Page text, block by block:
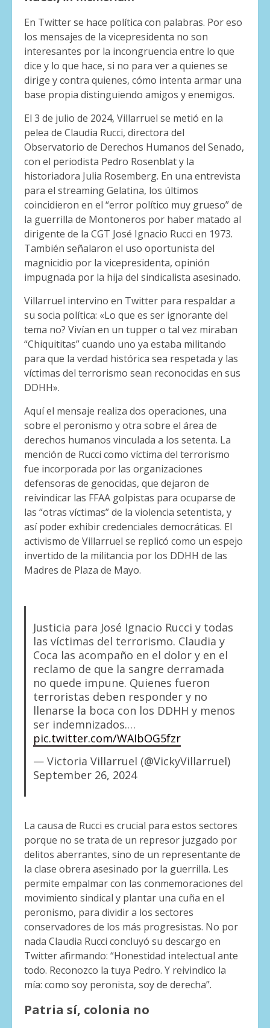
En Twitter se hace política con palabras. Por eso
los mensajes de la vicepresidenta no son
interesantes por la incongruencia entre lo que
dice y lo que hace, si no para ver a quienes se
dirige y contra quienes, cómo intenta armar una
base propia distinguiendo amigos y enemigos.
El 3 de julio de 2024, Villarruel se metió en la
pelea de Claudia Rucci, directora del
Observatorio de Derechos Humanos del Senado,
con el periodista Pedro Rosenblat y la
historiadora Julia Rosemberg. En una entrevista
para el streaming Gelatina, los últimos
coincidieron en el “error político muy grueso” de
la guerrilla de Montoneros por haber matado al
dirigente de la CGT José Ignacio Rucci en 1973.
También señalaron el uso oportunista del
magnicidio por la vicepresidenta, opinión
impugnada por la hija del sindicalista asesinado.
Villarruel intervino en Twitter para respaldar a
su socia política: «Lo que es ser ignorante del
tema no? Vivían en un tupper o tal vez miraban
“Chiquititas” cuando uno ya estaba militando
para que la verdad histórica sea respetada y las
víctimas del terrorismo sean reconocidas en sus
DDHH».
Aquí el mensaje realiza dos operaciones, una
sobre el peronismo y otra sobre el área de
derechos humanos vinculada a los setenta. La
mención de Rucci como víctima del terrorismo
fue incorporada por las organizaciones
defensoras de genocidas, que dejaron de
reivindicar las FFAA golpistas para ocuparse de
las “otras víctimas” de la violencia setentista, y
así poder exhibir credenciales democráticas. El
activismo de Villarruel se replicó como un espejo
invertido de la militancia por los DDHH de las
Madres de Plaza de Mayo.
Justicia para José Ignacio Rucci y todas
las víctimas del terrorismo. Claudia y
Coca las acompaño en el dolor y en el
reclamo de que la sangre derramada
no quede impune. Quienes fueron
terroristas deben responder y no
llenarse la boca con los DDHH y menos
ser indemnizados.…
pic.twitter.com/WAIbOG5fzr
— Victoria Villarruel (@VickyVillarruel)
September 26, 2024
La causa de Rucci es crucial para estos sectores
porque no se trata de un represor juzgado por
delitos aberrantes, sino de un representante de
la clase obrera asesinado por la guerrilla. Les
permite empalmar con las conmemoraciones del
movimiento sindical y plantar una cuña en el
peronismo, para dividir a los sectores
conservadores de los más progresistas. No por
nada Claudia Rucci concluyó su descargo en
Twitter afirmando: “Honestidad intelectual ante
todo. Reconozco la tuya Pedro. Y reivindico la
mía: como soy peronista, soy de derecha”.
Patria sí, colonia no